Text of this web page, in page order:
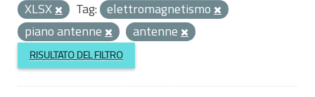
XLSX
Tag: elettromagnetismo
piano antenne
antenne
RISULTATO DEL FILTRO